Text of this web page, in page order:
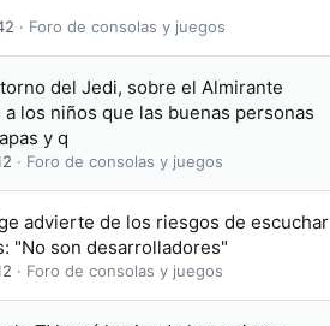
Foro de consolas y juegos
del Jedi, sobre el Almirante
los niños que las buenas personas
y q
Foro de consolas y juegos
advierte de los riesgos de escuchar
"No son desarrolladores"
Foro de consolas y juegos